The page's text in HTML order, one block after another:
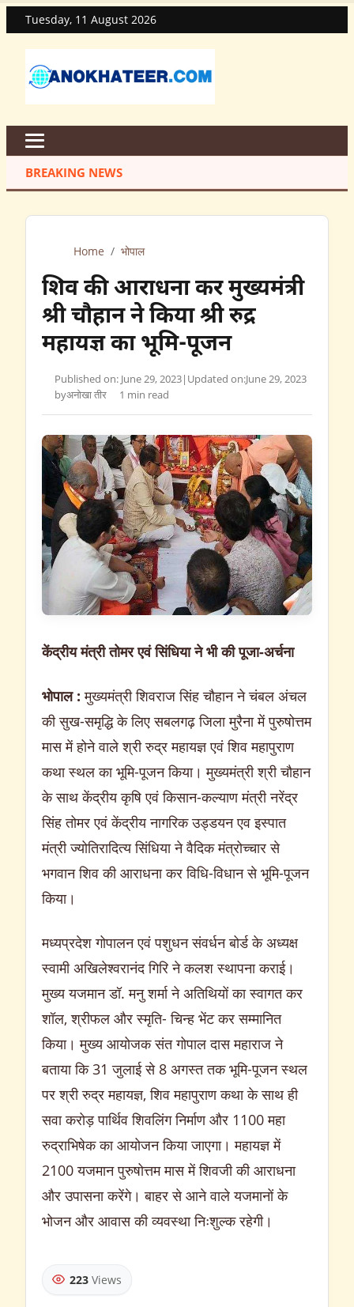
Tuesday, 11 August 2026
BREAKING NEWS
Home / भोपाल
शिव की आराधना कर मुख्यमंत्री
श्री चौहान ने किया श्री रुद्र
महायज्ञ का भूमि-पूजन
Published on: June 29, 2023| Updated on:June 29, 2023
byअनोखा तीर 1 min read
केंद्रीय मंत्री तोमर एवं सिंधिया ने भी की पूजा-अर्चना
भोपाल :मुख्यमंत्री शिवराज सिंह चौहान ने चंबल अंचल
की सुख-समृद्धि के लिए सबलगढ़ जिला मुरैना में पुरुषोत्तम
मास में होने वाले श्री रुद्र महायज्ञ एवं शिव महापुराण
कथा स्थल का भूमि-पूजन किया। मुख्यमंत्री श्री चौहान
के साथ केंद्रीय कृषि एवं किसान-कल्याण मंत्री नरेंद्र
सिंह तोमर एवं केंद्रीय नागरिक उड्डयन एव इस्पात
मंत्री ज्योतिरादित्य सिंधिया ने वैदिक मंत्रोच्चार से
भगवान शिव की आराधना कर विधि-विधान से भूमि-पूजन
किया।
मध्यप्रदेश गोपालन एवं पशुधन संवर्धन बोर्ड के अध्यक्ष
स्वामी अखिलेश्वरानंद गिरि ने कलश स्थापना कराई।
मुख्य यजमान डॉ. मनु शर्मा ने अतिथियों का स्वागत कर
शॉल, श्रीफल और स्मृति- चिन्ह भेंट कर सम्मानित
किया। मुख्य आयोजक संत गोपाल दास महाराज ने
बताया कि 31 जुलाई से 8 अगस्त तक भूमि-पूजन स्थल
पर श्री रुद्र महायज्ञ, शिव महापुराण कथा के साथ ही
सवा करोड़ पार्थिव शिवलिंग निर्माण और 1100 महा
रुद्राभिषेक का आयोजन किया जाएगा। महायज्ञ में
2100 यजमान पुरुषोत्तम मास में शिवजी की आराधना
और उपासना करेंगे। बाहर से आने वाले यजमानों के
भोजन और आवास की व्यवस्था निःशुल्क रहेगी।
223 Views